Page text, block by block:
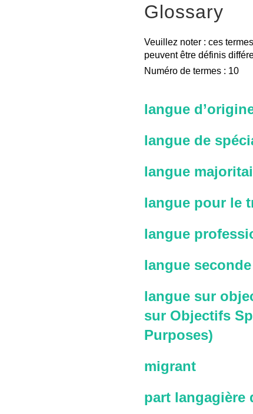
Glossary
Veuillez noter : ces
peuvent être définis
Numéro de termes : 10
langue
langue de
langue
langue pour le
langue
langue seconde
langue sur
sur Objectifs
Purposes)
migrant
part langagière